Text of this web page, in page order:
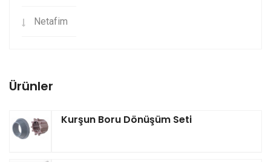
Netafim
Ürünler
Kurşun Boru Dönüşüm Seti